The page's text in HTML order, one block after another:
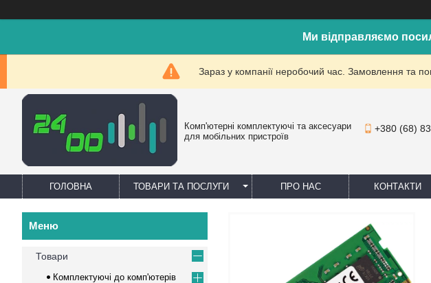
Ми відправляємо
Зараз у компанії неробочий час. Замовлення та
Комп'ютерні комплектуючі та аксесуари
для мобільних пристроїв
+380 (68)
ГОЛОВНА ТОВАРИ ТА ПОСЛУГИ ПРО НАС КОНТАКТИ
Товари
Комплектуючі до комп'ютерів